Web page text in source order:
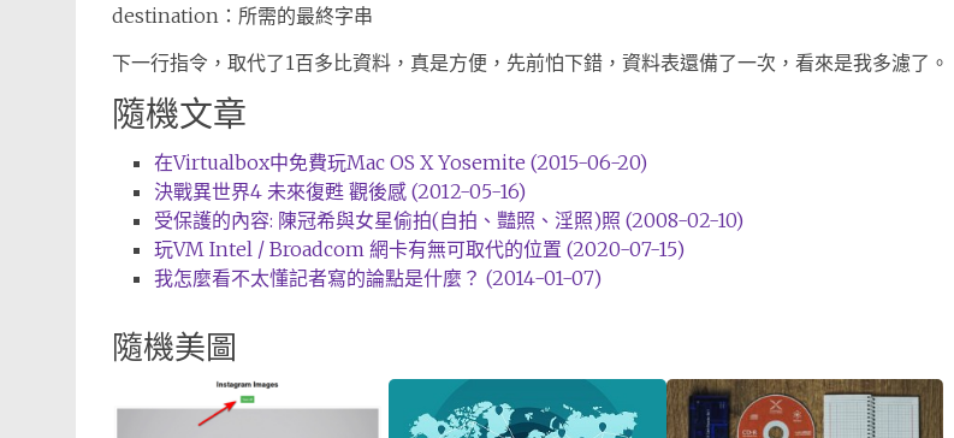
destination：所需的最終字串
下一行指令，取代了1百多比資料，真是方便，先前怕下錯，資料表還備了一次，看來是我多濾了。
隨機文章
在Virtualbox中免費玩Mac OS X Yosemite (2015-06-20)
決戰異世界4 未來復甦 觀後感 (2012-05-16)
受保護的內容: 陳冠希與女星偷拍(自拍、豔照、淫照)照 (2008-02-10)
玩VM Intel / Broadcom 網卡有無可取代的位置 (2020-07-15)
我怎麼看不太懂記者寫的論點是什麼？ (2014-01-07)
隨機美圖